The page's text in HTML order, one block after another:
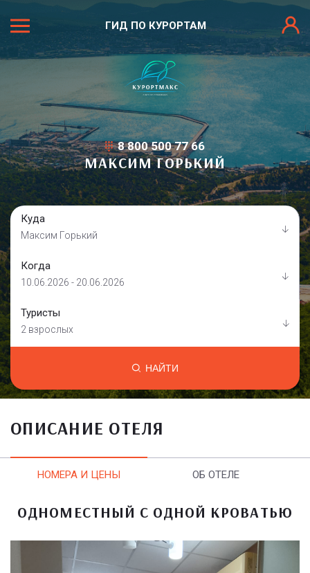
ГИД ПО КУРОРТАМ
8 800 500 77 66
МАКСИМ ГОРЬКИЙ
Куда
Максим Горький
Когда
10.06.2026 - 20.06.2026
Туристы
2 взрослых
НАЙТИ
ОПИСАНИЕ ОТЕЛЯ
НОМЕРА И ЦЕНЫ ОБ ОТЕЛЕ
ОДНОМЕСТНЫЙ С ОДНОЙ КРОВАТЬЮ